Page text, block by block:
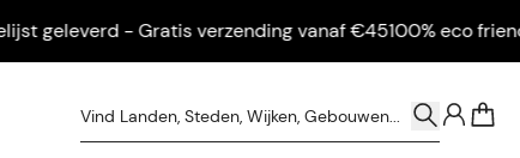
- Gratis verzending vanaf €45100% eco friendly